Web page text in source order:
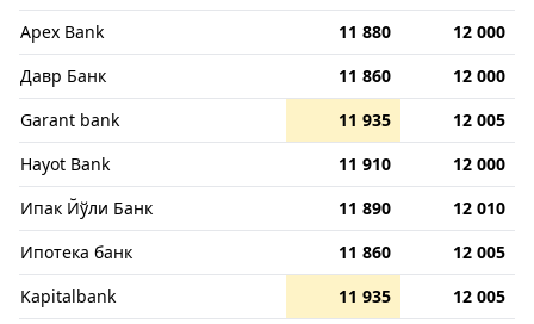
Apex Bank
11 880
12 000
Давр Банк
11 860
12 000
Garant bank
11 935
12 005
Hayot Bank
11 910
12 000
Ипак Йўли Банк
11 890
12 010
Ипотека банк
11 860
12 005
Kapitalbank
11 935
12 005